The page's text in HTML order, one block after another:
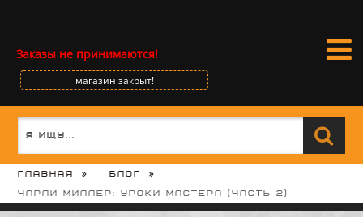
Заказы не принимаются!
магазин закрыт!
Главная
Блог
Чарли Миллер: Уроки Мастера (часть 2)